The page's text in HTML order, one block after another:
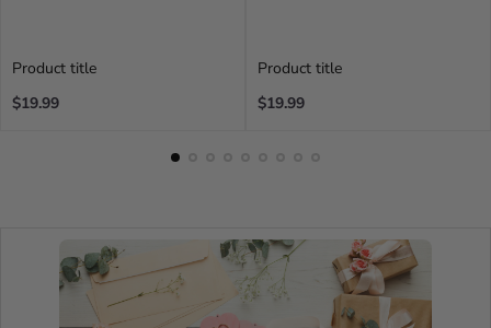
Product title
Regular
$19.99
Product title
Regular
$19.99